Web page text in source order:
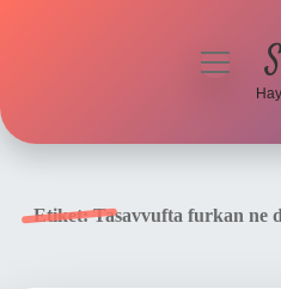
menüyü
Etiket:Tasavvufta furkan ne